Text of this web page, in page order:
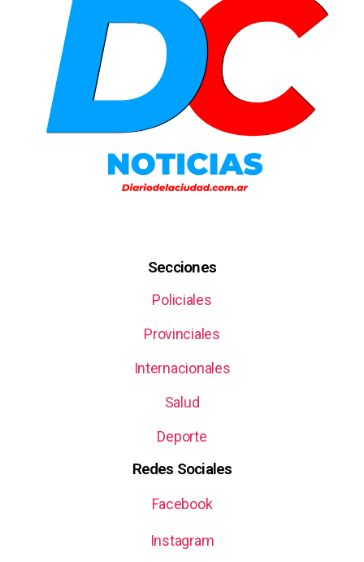
Secciones
Policiales
Provinciales
Internacionales
Salud
Deporte
Redes Sociales
Facebook
Instagram